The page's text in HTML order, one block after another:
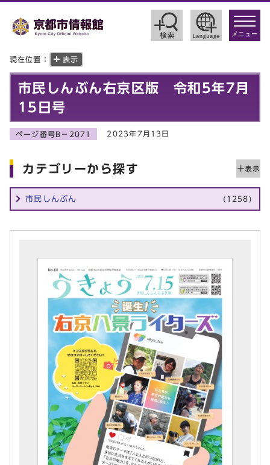
toggle
メニュー
現在位置： 表示
市民しんぶん右京区版 令和5年7月
15日号
ページ番号B－2071 2023年7月13日
カテゴリーから探す
市民しんぶん (1258)